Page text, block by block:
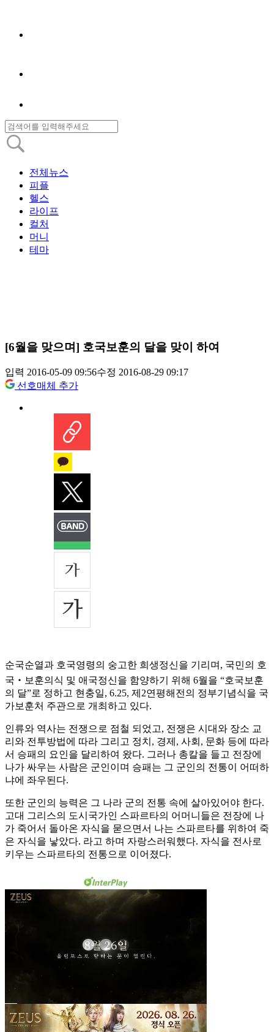
전체뉴스
피플
헬스
라이프
컬처
머니
테마
[6월을 맞으며] 호국보훈의 달을 맞이 하여
입력 2016-05-09 09:56수정 2016-08-29 09:17
선호매체 추가
순국순열과 호국영령의 숭고한 희생정신을 기리며, 국민의 호
국‧보훈의식 및 애국정신을 함양하기 위해 6월을 “호국보훈
의 달”로 정하고 현충일, 6.25, 제2연평해전의 정부기념식을 국
가보훈처 주관으로 개최하고 있다.
인류와 역사는 전쟁으로 점철 되었고, 전쟁은 시대와 장소 교
리와 전투방법에 따라 그리고 정치, 경제, 사회, 문화 등에 따라
서 승패의 요인을 달리하여 왔다. 그러나 총칼을 들고 전장에
나가 싸우는 사람은 군인이며 승패는 그 군인의 전통이 어떠하
냐에 좌우된다.
또한 군인의 능력은 그 나라 군의 전통 속에 살아있어야 한다.
고대 그리스의 도시국가인 스파르타의 어머니들은 전장에 나
가 죽어서 돌아온 자식을 묻으면서 나는 스파르타를 위하여 죽
은 자식을 낳았다. 라고 하며 자랑스러워했다. 자식을 전사로
키우는 스파르타의 전통으로 이어졌다.